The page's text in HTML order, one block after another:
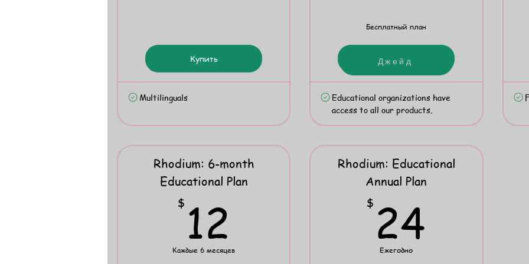
Купить
Multilinguals
Бесплатный план
Купить
Educational organizations have
access to all our products.
Rhodium: 6-month
Educational Plan
$ 12
Каждые 6 месяцев
Rhodium: Educational
Annual Plan
$ 24
Ежегодно
Джейд